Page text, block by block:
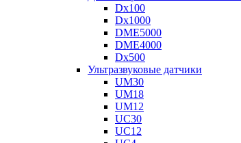
Dx100
Dx1000
DME5000
DME4000
Dx500
Ультразвуковые датчики
UM30
UM18
UM12
UC30
UC12